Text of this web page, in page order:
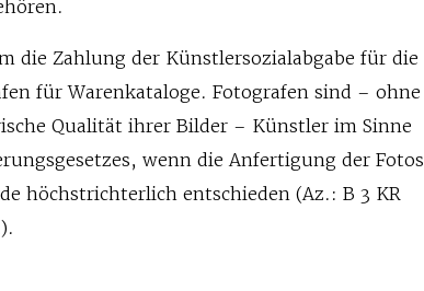
die Zahlung der Künstlersozialabgabe für die
für Warenkataloge. Fotografen sind – ohne
Qualität ihrer Bilder – Künstler im Sinne
wenn die Anfertigung der Fotos
höchstrichterlich entschieden (Az.: B 3 KR